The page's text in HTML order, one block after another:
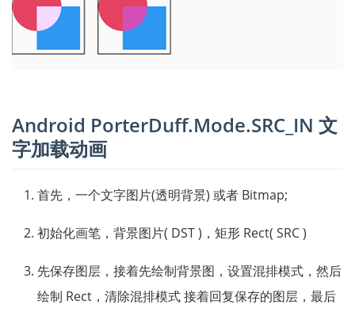
Android PorterDuff.Mode.SRC_IN 文
字加载动画
首先，一个文字图片(透明背景) 或者 Bitmap;
初始化画笔，背景图片( DST )，矩形 Rect( SRC )
先保存图层，接着先绘制背景图，设置混排模式，然后
绘制 Rect，清除混排模式 接着回复保存的图层，最后